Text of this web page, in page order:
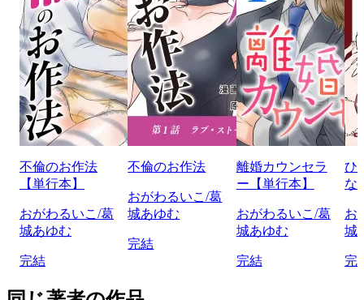
不倫のお作法
【単行本】
おがわるいこ/葛
城あゆむ
完結
不倫のお作法
おがわるいこ/葛
城あゆむ
完結
離婚カウンセラ
ー【単行本】
おがわるいこ/葛
城あゆむ
完結
ひ
な
お
城
完